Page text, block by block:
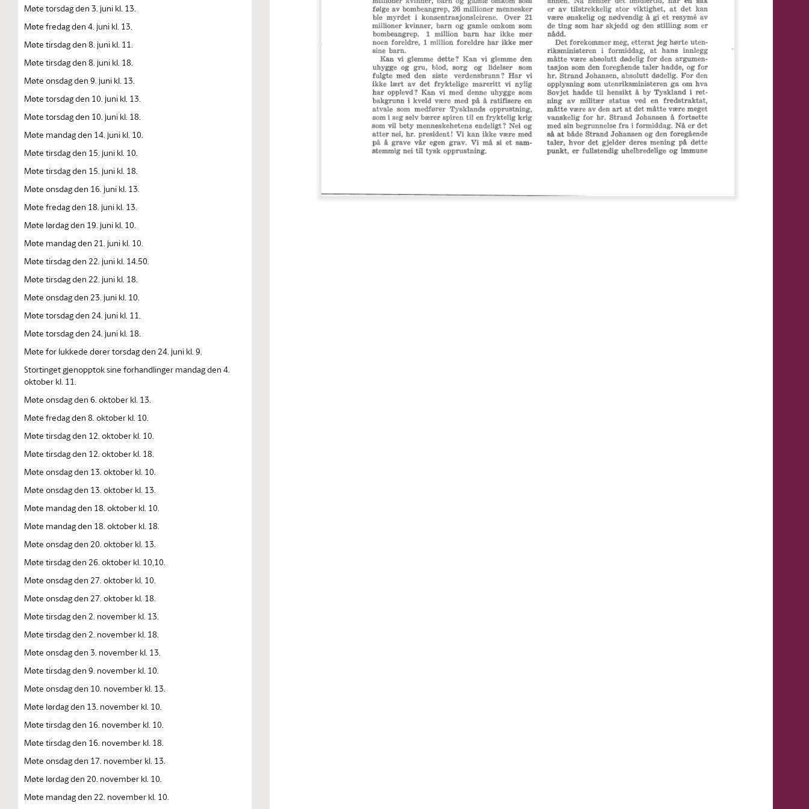
Møte torsdag den 3. juni kl. 13.
Møte fredag den 4. juni kl. 13.
Møte tirsdag den 8. juni kl. 11.
Møte tirsdag den 8. juni kl. 18.
Møte onsdag den 9. juni kl. 13.
Møte torsdag den 10. juni kl. 13.
Møte torsdag den 10. juni kl. 18.
Møte mandag den 14. juni kl. 10.
Møte tirsdag den 15. juni kl. 10.
Møte tirsdag den 15. juni kl. 18.
Møte onsdag den 16. juni kl. 13.
Møte fredag den 18. juni kl. 13.
Møte lørdag den 19. juni kl. 10.
Møte mandag den 21. juni kl. 10.
Møte tirsdag den 22. juni kl. 14.50.
Møte tirsdag den 22. juni kl. 18.
Møte onsdag den 23. juni kl. 10.
Møte torsdag den 24. juni kl. 11.
Møte torsdag den 24. juni kl. 18.
Møte for lukkede dører torsdag den 24. juni kl. 9.
Stortinget gjenopptok sine forhandlinger mandag den 4.
oktober kl. 11.
Møte onsdag den 6. oktober kl. 13.
Møte fredag den 8. oktober kl. 10.
Møte tirsdag den 12. oktober kl. 10.
Møte tirsdag den 12. oktober kl. 18.
Møte onsdag den 13. oktober kl. 10.
Møte onsdag den 13. oktober kl. 13.
Møte mandag den 18. oktober kl. 10.
Møte mandag den 18. oktober kl. 18.
Møte onsdag den 20. oktober kl. 13.
Møte tirsdag den 26. oktober kl. 10,10.
Møte onsdag den 27. oktober kl. 10.
Møte onsdag den 27. oktober kl. 18.
Møte tirsdag den 2. november kl. 13.
Møte tirsdag den 2. november kl. 18.
Møte onsdag den 3. november kl. 13.
Møte tirsdag den 9. november kl. 10.
Møte onsdag den 10. november kl. 13.
Møte lørdag den 13. november kl. 10.
Møte tirsdag den 16. november kl. 10.
Møte tirsdag den 16. november kl. 18.
Møte onsdag den 17. november kl. 13.
Møte lørdag den 20. november kl. 10.
Møte mandag den 22. november kl. 10.